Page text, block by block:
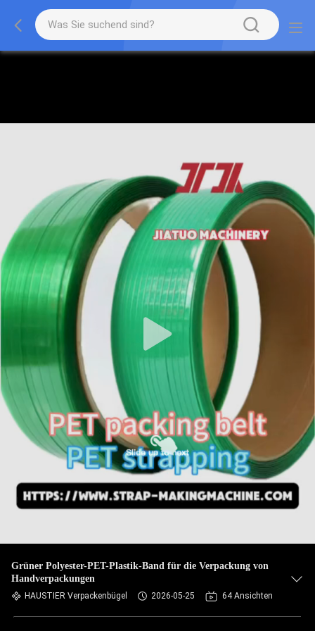
Grüner Polyester-PET-Plastik-Band für die Verpackung von
Handverpackungen
HAUSTIER Verpackenbügel 2026-05-25 64 Ansichten